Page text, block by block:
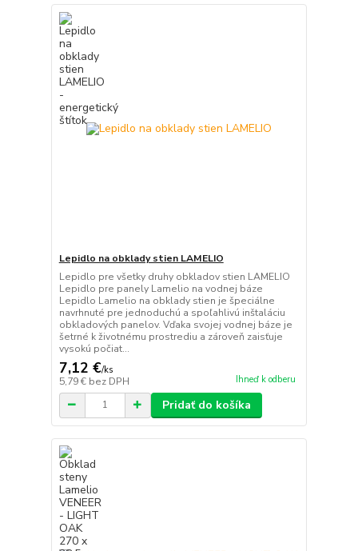
Lepidlo na obklady stien LAMELIO
Lepidlo pre všetky druhy obkladov stien LAMELIO
Lepidlo pre panely Lamelio na vodnej báze
Lepidlo Lamelio na obklady stien je špeciálne
navrhnuté pre jednoduchú a spoľahlivú inštaláciu
obkladových panelov. Vďaka svojej vodnej báze je
šetrné k životnému prostrediu a zároveň zaisťuje
vysokú počiat...
7,12 €/ks
5,79 € bez DPH Ihneď k odberu
Pridať do košíka